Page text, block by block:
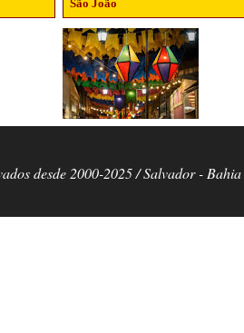
São João
desde 2000-2025 / Salvador -